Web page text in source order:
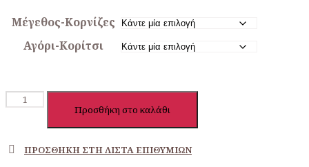
Μέγεθος-Κορνίζες
Αγόρι-Κορίτσι
Ασημένια
ζωάκια
ποσότητα
Προσθήκη στο καλάθι
ΠΡΟΣΘΉΚΗ ΣΤΗ ΛΊΣΤΑ ΕΠΙΘΥΜΙΏΝ